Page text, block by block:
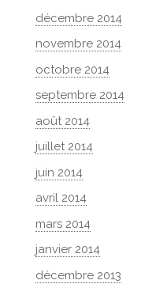
décembre 2014
novembre 2014
octobre 2014
septembre 2014
août 2014
juillet 2014
juin 2014
avril 2014
mars 2014
janvier 2014
décembre 2013